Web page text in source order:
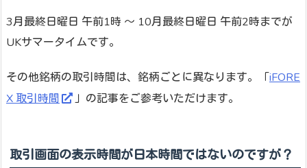
3月最終日曜日 午前1時 ～ 10月最終日曜日 午前2時までが
UKサマータイムです。
その他銘柄の取引時間は、銘柄ごとに異なります。「iFORE
X 取引時間
」の記事をご参考いただけます。
取引画面の表示時間が日本時間ではないのですが？